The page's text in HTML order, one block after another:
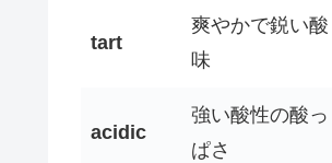
tart
爽やかで鋭い酸
味
acidic
強い酸性の酸っ
ぱさ